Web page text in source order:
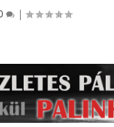
|